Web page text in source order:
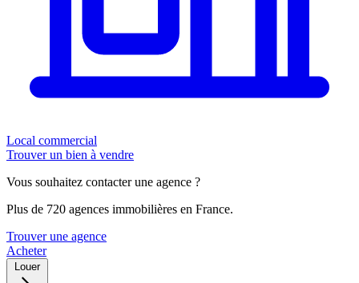
Local commercial
Trouver un bien à vendre
Vous souhaitez contacter une agence ?
Plus de 720 agences immobilières en France.
Trouver une agence
Acheter
Louer